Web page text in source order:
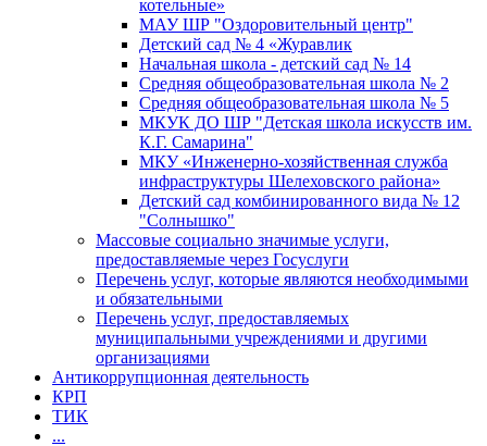
котельные»
МАУ ШР "Оздоровительный центр"
Детский сад № 4 «Журавлик
Начальная школа - детский сад № 14
Средняя общеобразовательная школа № 2
Средняя общеобразовательная школа № 5
МКУК ДО ШР "Детская школа искусств им.
К.Г. Самарина"
МКУ «Инженерно-хозяйственная служба
инфраструктуры Шелеховского района»
Детский сад комбинированного вида № 12
"Солнышко"
Массовые социально значимые услуги,
предоставляемые через Госуслуги
Перечень услуг, которые являются необходимыми
и обязательными
Перечень услуг, предоставляемых
муниципальными учреждениями и другими
организациями
Антикоррупционная деятельность
КРП
ТИК
...